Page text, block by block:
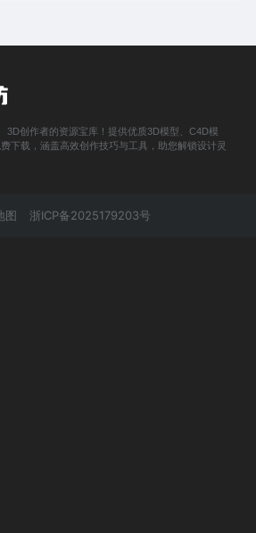
3D创作者的资源宝库！提供优质3D模型、C4D模
下载，涵盖高效创作技巧与工具，助您解锁设计灵
图 浙ICP备2025179203号